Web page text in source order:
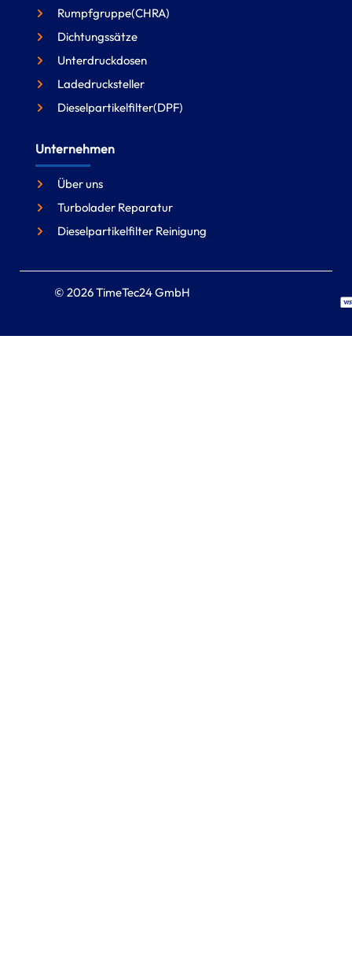
Rumpfgruppe(CHRA)
Dichtungssätze
Unterdruckdosen
Ladedrucksteller
Dieselpartikelfilter(DPF)
Unternehmen
Über uns
Turbolader Reparatur
Dieselpartikelfilter Reinigung
© 2026 TimeTec24 GmbH